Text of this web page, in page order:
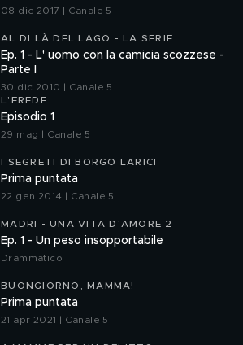
08 dic 2017 | Canale 5
AL DI LÀ DEL LAGO - LA SERIE
Ep. 1 - L' uomo con la camicia scozzese -
Parte I
30 dic 2010 | Canale 5
L'EREDE
Episodio 1
29 mag | Canale 5
I SEGRETI DI BORGO LARICI
Prima puntata
22 gen 2014 | Canale 5
MADRI - UNA VITA D'AMORE 2
Ep. 1 - Un peso insopportabile
Drammatico
BUONGIORNO, MAMMA!
Prima puntata
21 apr 2021 | Canale 5